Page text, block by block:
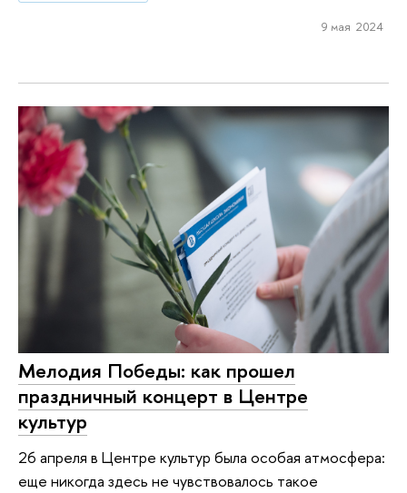
9 мая 2024
Мелодия Победы: как прошел
праздничный концерт в Центре
культур
26 апреля в Центре культур была особая атмосфера:
еще никогда здесь не чувствовалось такое